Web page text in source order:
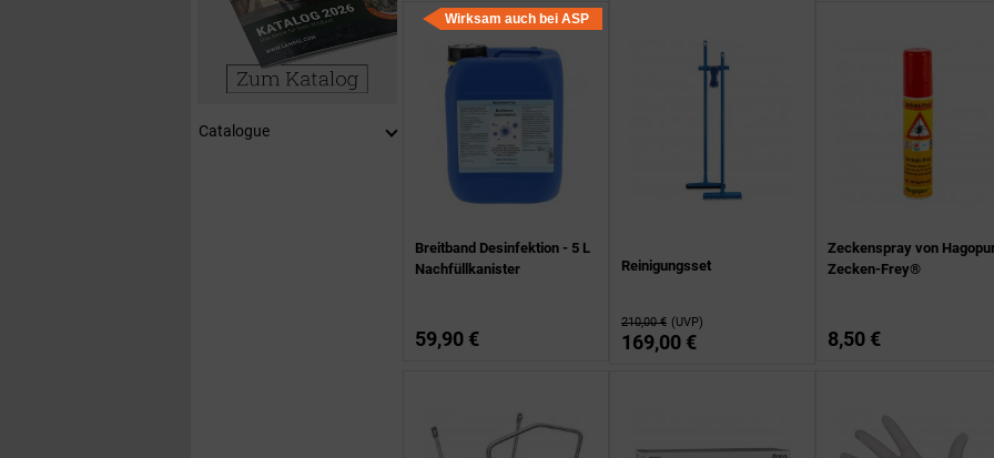
Catalogue
Wirksam auch bei ASP
Breitband Desinfektion - 5 L
Nachfüllkanister
59,90 €
Reinigungsset
210,00 € (UVP)
169,00 €
Zeckenspray von
Zecken-Frey®
8,50 €